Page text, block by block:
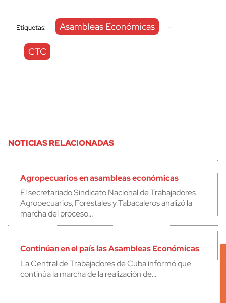
Etiquetas: Asambleas Económicas -
CTC
NOTICIAS RELACIONADAS
Agropecuarios en asambleas económicas
El secretariado Sindicato Nacional de Trabajadores
Agropecuarios, Forestales y Tabacaleros analizó la
marcha del proceso…
Continúan en el país las Asambleas Económicas
La Central de Trabajadores de Cuba informó que
continúa la marcha de la realización de…